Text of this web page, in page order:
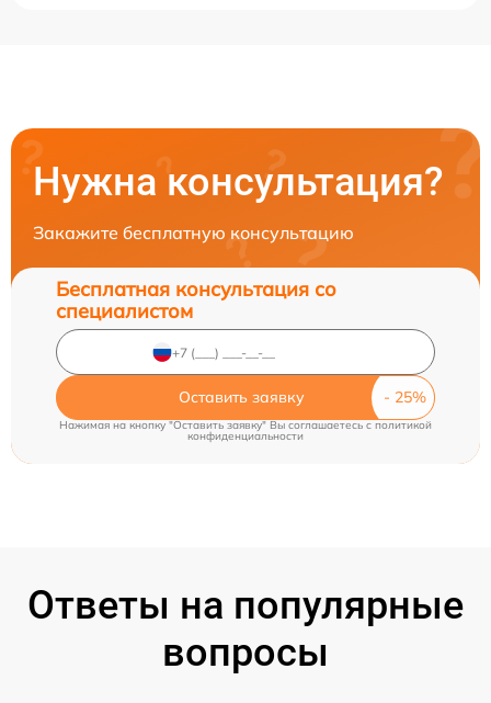
Нужна консультация?
Закажите бесплатную консультацию
Бесплатная консультация со
специалистом
Оставить заявку
Нажимая на кнопку "Оставить заявку" Вы соглашаетесь c политикой
конфиденциальности
Ответы на популярные
вопросы